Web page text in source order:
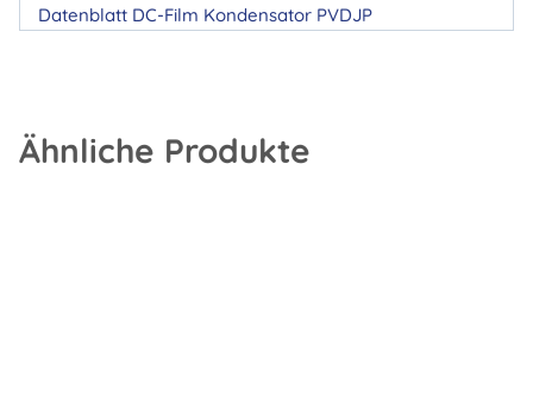
Datenblatt DC-Film Kondensator PVDJP
Ähnliche Produkte